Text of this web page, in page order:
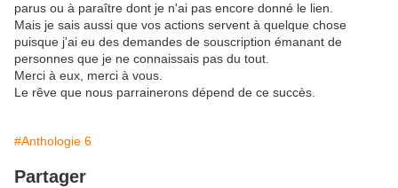
parus ou à paraître dont je n'ai pas encore donné le lien.
Mais je sais aussi que vos actions servent à quelque chose
puisque j'ai eu des demandes de souscription émanant de
personnes que je ne connaissais pas du tout.
Merci à eux, merci à vous.
Le rêve que nous parrainerons dépend de ce succès.
#Anthologie 6
Partager